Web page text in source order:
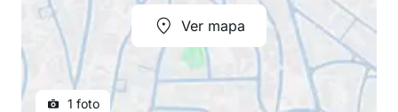
Ver mapa
1 foto